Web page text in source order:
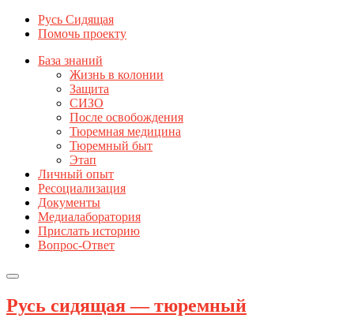
Русь Сидящая
Помочь проекту
База знаний
Жизнь в колонии
Защита
СИЗО
После освобождения
Тюремная медицина
Тюремный быт
Этап
Личный опыт
Ресоциализация
Документы
Медиалаборатория
Прислать историю
Вопрос-Ответ
Русь сидящая — тюремный